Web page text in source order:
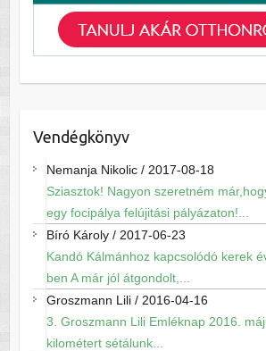
Vendégkönyv
Nemanja Nikolic/ 2017-08-18
Sziasztok! Nagyon szeretném
egy focipálya felújitási pályázaton!...
Bíró Károly/ 2017-06-23
Kandó Kálmánhoz kapcsolódó kerek
ben A már jól átgondolt,...
Groszmann Lili/ 2016-04-16
3. Groszmann Lili Emléknap 2016.
kilométert sétálunk...